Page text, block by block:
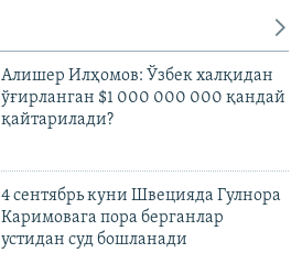
Алишер Илҳомов: Ўзбек халқидан
ўғирланган $1 000 000 000 қандай
қайтарилади?
4 сентябрь куни Швецияда Гулнора
Каримовага пора берганлар
устидан суд бошланади